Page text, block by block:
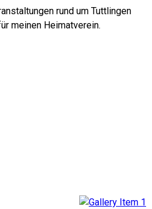
rund um Tuttlingen
meinen Heimatverein.